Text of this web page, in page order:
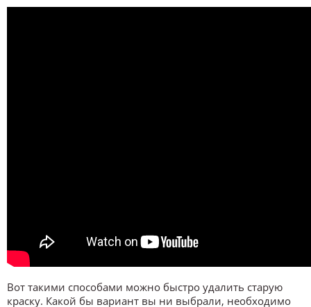
Вот такими способами можно быстро удалить старую
краску. Какой бы вариант вы ни выбрали, необходимо